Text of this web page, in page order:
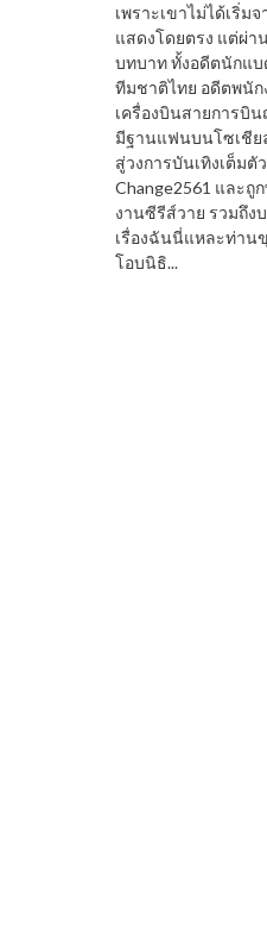
เพราะเขาไม่ได้เริ่ม
แสดงโดยตรง แต่ผ่า
บทบาท ทั้งอดีตนักแ
ทีมชาติไทย อดีตพนั
เครื่องบินสายการบิ
มีฐานแฟนบนโซเชีย
สู่วงการบันเทิงเต็มตั
Change2561 และถู
งานซีรีส์วาย รวมถึง
เรื่องฉันนี่แหละท่าน
โอบนิธิ...